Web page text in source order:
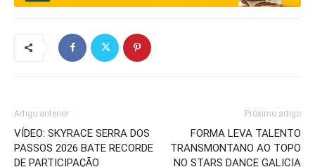
Artigo anterior
VÍDEO: SKYRACE SERRA DOS
PASSOS 2026 BATE RECORDE
DE PARTICIPAÇÃO
Próximo artigo
FORMA LEVA TALENTO
TRANSMONTANO AO TOPO
NO STARS DANCE GALICIA